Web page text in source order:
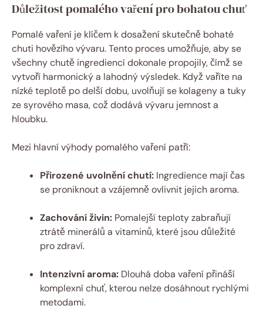
Důležitost pomalého vaření pro bohatou chuť
Pomalé vaření je klíčem k dosažení skutečně bohaté
chuti hovězího vývaru. Tento proces umožňuje, aby se
všechny chutě ingrediencí dokonale propojily, čímž se
vytvoří harmonický a lahodný výsledek. Když vaříte na
nízké teplotě po delší dobu, uvolňují se kolageny a tuky
ze syrového masa, což dodává vývaru jemnost a
hloubku.
Mezi hlavní výhody pomalého vaření patří:
Přirozené uvolnění chutí: Ingredience mají čas
se proniknout a vzájemně ovlivnit jejich aroma.
Zachování živin: Pomalejší teploty zabraňují
ztrátě minerálů a vitaminů, které jsou důležité
pro zdraví.
Intenzivní aroma: Dlouhá doba vaření přináší
komplexní chuť, kterou nelze dosáhnout rychlými
metodami.